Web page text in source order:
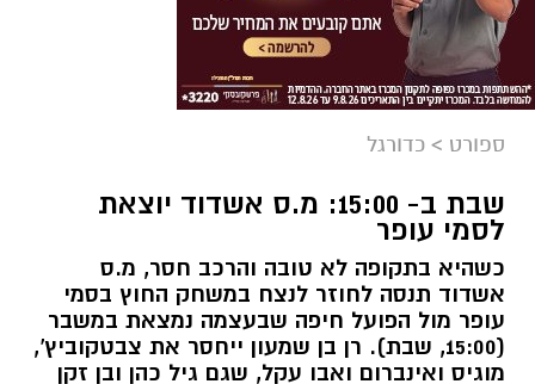
ספורט > כדורגל
שבת ב- 15:00: מ.ס אשדוד יוצאת
לסמי עופר
כשהיא בתקופה לא טובה והרכב חסר, מ.ס
אשדוד תנסה לחוזר לנצח במשחק החוץ בסמי
עופר מול הפועל חיפה שבעצמה נמצאת במשבר
(15:00, שבת). רן בן שמעון ייחסר את צבטקוביץ',
מוגיס ואינברום ואבו עקל, שגם גיל כהן ובן זקן